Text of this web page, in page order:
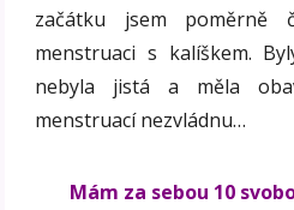
začátku jsem poměrně
menstruaci s kalíškem.
nebyla jistá a měla
menstruací nezvládnu…
Mám za sebou 10